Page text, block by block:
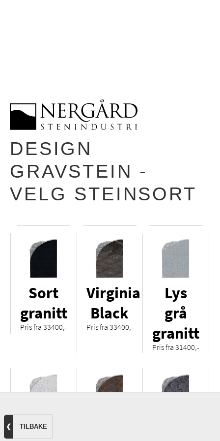
DESIGN
GRAVSTEIN -
VELG STEINSORT
Sort
granitt
Pris fra 33400,-
Virginia
Black
Pris fra 33400,-
Lys
grå
granitt
Pris fra 31400,-
Hvit
❮ TILBAKE